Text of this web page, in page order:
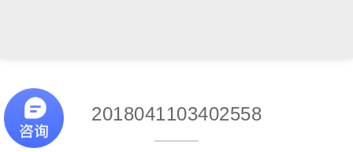
2018041103402558